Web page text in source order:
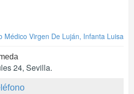
Médico Virgen De Luján, Infanta Luisa
24, Sevilla.